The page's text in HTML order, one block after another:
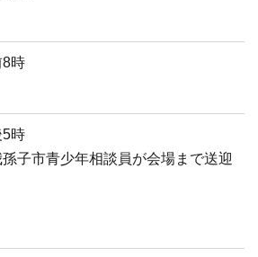
時
時
子市青少年相談員が会場まで送迎